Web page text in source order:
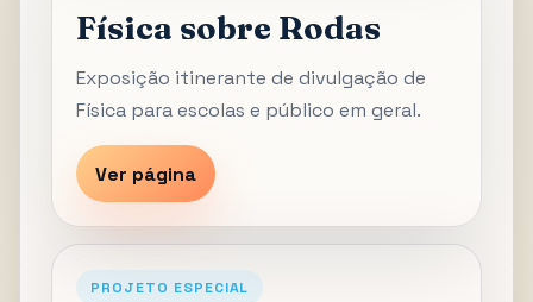
Física sobre Rodas
Exposição itinerante de divulgação de
Física para escolas e público em geral.
Ver página
PROJETO ESPECIAL